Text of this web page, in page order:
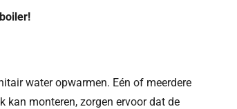
water opwarmen. Eén of meerdere
kan monteren, zorgen ervoor dat de